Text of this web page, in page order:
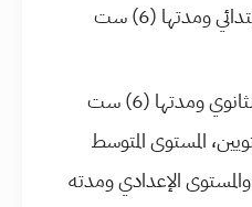
أ- مرحلة التعليم الابتدائي ومدتها (6) ست
ب- مرحلة التعليم الثانوي ومدتها (6) ست
المستوى المتوسط
والمستوى الإعدادي ومدته